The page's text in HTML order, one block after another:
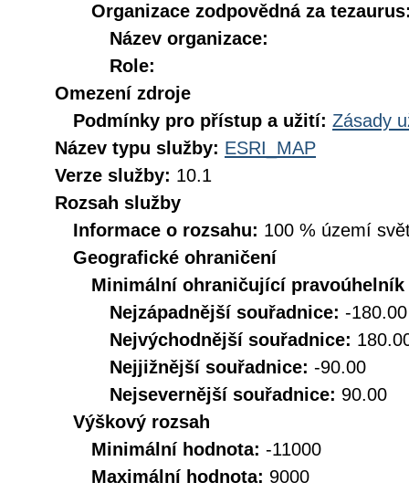
Organizace zodpovědná za
Název organizace:
Role:
Omezení zdroje
Podmínky pro přístup a užití: Zásady
Název typu služby: ESRI_MAP
Verze služby: 10.1
Rozsah služby
Informace o rozsahu: 100 % území
Geografické ohraničení
Minimální ohraničující pravoúhelník
Nejzápadnější souřadnice: -180.00
Nejvýchodnější souřadnice:
Nejjižnější souřadnice: -90.00
Nejsevernější souřadnice: 90.00
Výškový rozsah
Minimální hodnota: -11000
Maximální hodnota: 9000